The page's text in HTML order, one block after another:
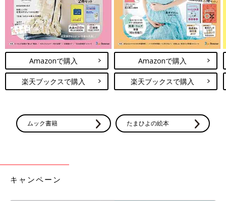
出典：Instagramアカウント「keichan_home」
していておしゃれですよね！「アクリルオーナメント 雪の結
♪「どっちも買えて嬉しい」と満足そうです。
Amazonで購入
楽天ブックスで購入
Amazonで購入
楽天ブックスで購入
ムック書籍 たまひよの絵本
キャンペーン